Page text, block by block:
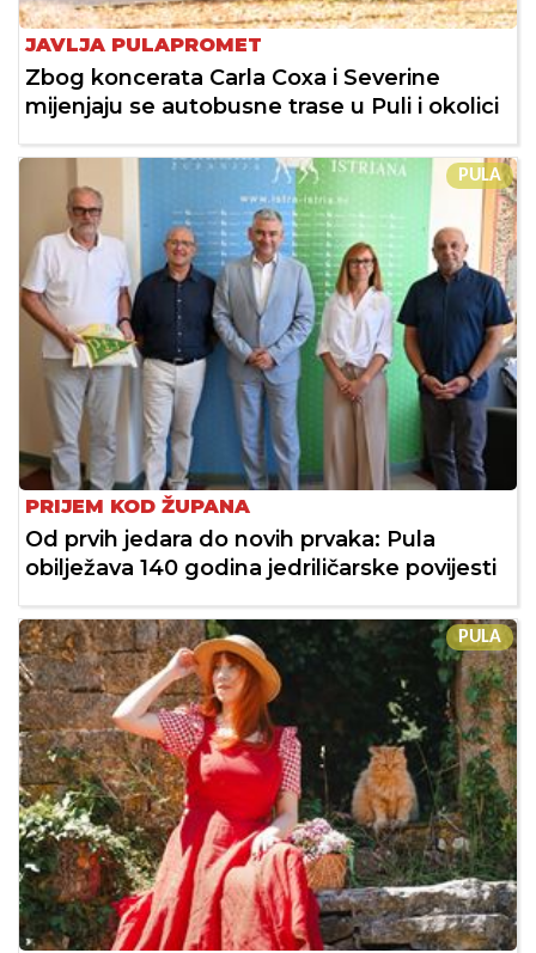
JAVLJA PULAPROMET
Zbog koncerata Carla Coxa i Severine
mijenjaju se autobusne trase u Puli i okolici
PULA
PRIJEM KOD ŽUPANA
Od prvih jedara do novih prvaka: Pula
obilježava 140 godina jedriličarske povijesti
PULA